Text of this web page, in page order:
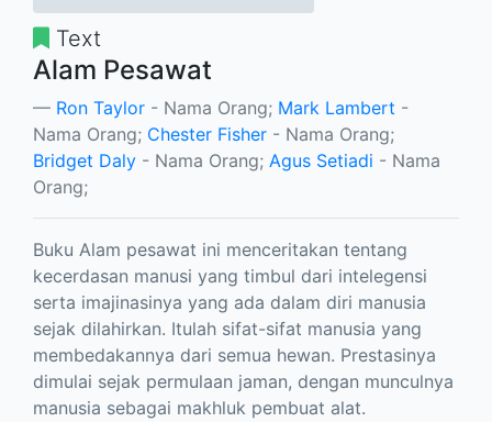
Text
Alam Pesawat
Ron Taylor - Nama Orang; Mark Lambert -
Nama Orang; Chester Fisher - Nama Orang;
Bridget Daly - Nama Orang; Agus Setiadi - Nama
Orang;
Buku Alam pesawat ini menceritakan tentang
kecerdasan manusi yang timbul dari intelegensi
serta imajinasinya yang ada dalam diri manusia
sejak dilahirkan. Itulah sifat-sifat manusia yang
membedakannya dari semua hewan. Prestasinya
dimulai sejak permulaan jaman, dengan munculnya
manusia sebagai makhluk pembuat alat.